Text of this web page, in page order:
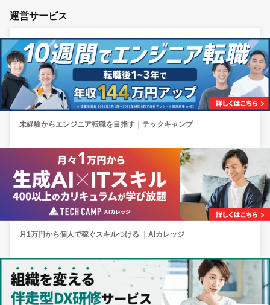
運営サービス
未経験からエンジニア転職を目指す｜テックキャンプ
月1万円から個人で稼ぐスキルつける ｜AIカレッジ